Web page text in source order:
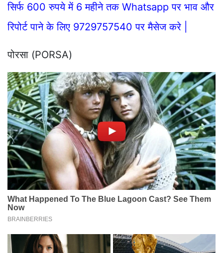
सिर्फ 600 रुपये में 6 महीने तक Whatsapp पर भाव और
रिपोर्ट पाने के लिए 9729757540 पर मैसेज करे |
पोरसा (PORSA)